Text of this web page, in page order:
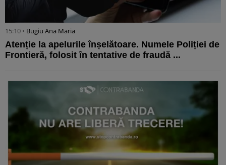
15:10 • Bugiu ⁠Ana Maria
Atenție la apelurile înșelătoare. Numele Poliției de
Frontieră, folosit în tentative de fraudă ...